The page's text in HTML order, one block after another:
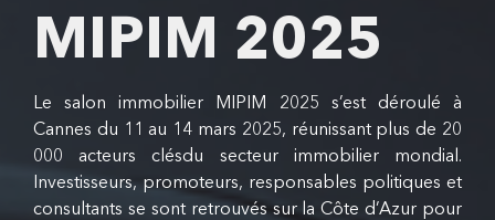
MIPIM 2025
Le salon immobilier MIPIM 2025 s’est déroulé à
Cannes du 11 au 14 mars 2025, réunissant plus de 20
000 acteurs clésdu secteur immobilier mondial.
Investisseurs, promoteurs, responsables politiques et
consultants se sont retrouvés sur la Côte d’Azur pour